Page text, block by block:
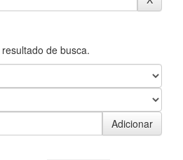
de busca.